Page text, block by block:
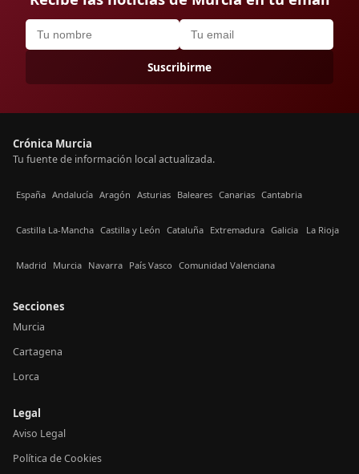
Suscribirme
Crónica Murcia
Tu fuente de información local actualizada.
España Andalucía Aragón Asturias Baleares Canarias Cantabria
Castilla La-Mancha Castilla y León Cataluña Extremadura Galicia La Rioja
Madrid Murcia Navarra País Vasco Comunidad Valenciana
Secciones
Murcia
Cartagena
Lorca
Legal
Aviso Legal
Política de Cookies